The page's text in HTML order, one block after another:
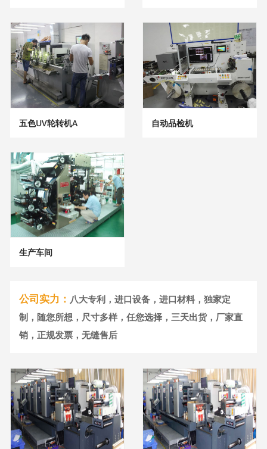
五色UV轮转机A 自动品检机
生产车间
公司实力： 八大专利，进口设备，进口材料，独家定
制，随您所想，尺寸多样，任您选择，三天出货，厂家直
销，正规发票，无缝售后